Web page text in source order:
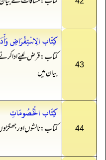
43
كِتَاب الِاسْتِقْرَاضِ
کتاب: قرض لینے ادا
بیان میں
44
كِتَاب الْخُصُومَاتِ
کتاب: نالشوں اور